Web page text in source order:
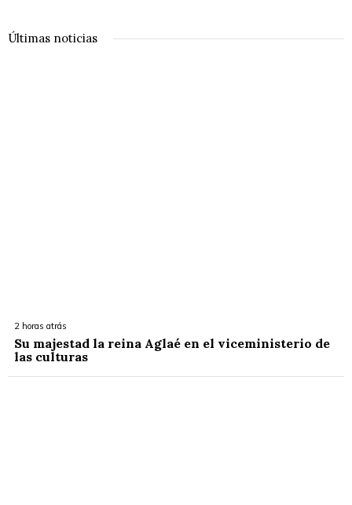
Últimas noticias
2 horas atrás
Su majestad la reina Aglaé en el viceministerio de
las culturas